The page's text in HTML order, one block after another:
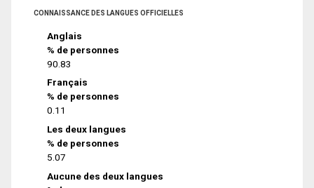
CONNAISSANCE DES LANGUES OFFICIELLES
Anglais
% de personnes
90.83
Français
% de personnes
0.11
Les deux langues
% de personnes
5.07
Aucune des deux langues